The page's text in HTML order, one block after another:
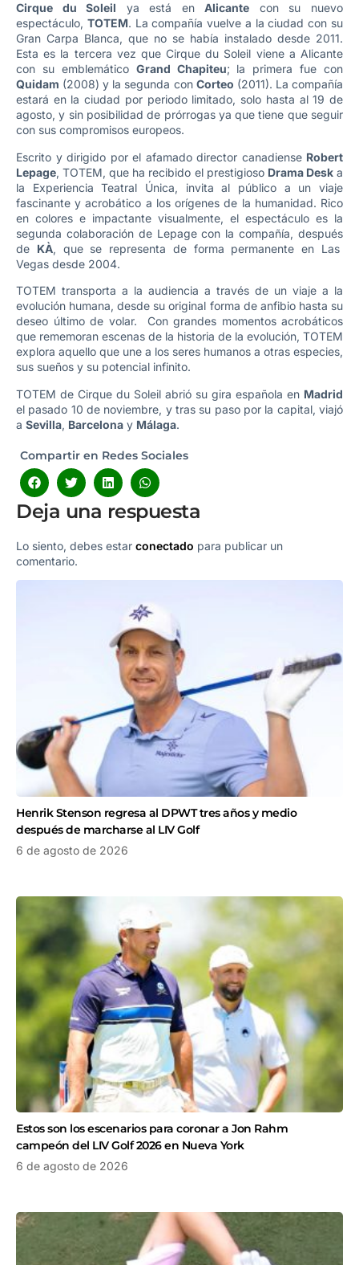
Cirque du Soleil ya está enAlicante con su nuevo
espectáculo, TOTEM. La compañía vuelve a la ciudad con su
Gran Carpa Blanca, que no se había instalado desde 2011.
Esta es la tercera vez que Cirque du Soleil viene a Alicante
con su emblemático Grand Chapiteu; la primera fue con
Quidam (2008) y la segunda con Corteo (2011). La compañía
estará en la ciudad por periodo limitado, solo hasta al 19 de
agosto, y sin posibilidad de prórrogas ya que tiene que seguir
con sus compromisos europeos.
Escrito y dirigido por el afamado director canadiense Robert
Lepage, TOTEM, que ha recibido el prestigioso Drama Deska
la Experiencia Teatral Única, invita al público a un viaje
fascinante y acrobático a los orígenes de la humanidad. Rico
en colores e impactante visualmente, el espectáculo es la
segunda colaboración de Lepage con la compañía, después
de KÀ, que se representa de forma permanente en Las
Vegas desde 2004.
TOTEM transporta a la audiencia a través de un viaje a la
evolución humana, desde su original forma de anfibio hasta su
deseo último de volar. Con grandes momentos acrobáticos
que rememoran escenas de la historia de la evolución, TOTEM
explora aquello que une a los seres humanos a otras especies,
sus sueños y su potencial infinito.
TOTEM de Cirque du Soleil abrió su gira española en Madrid
el pasado 10 de noviembre, y tras su paso por la capital, viajó
a Sevilla, Barcelona y Málaga.
Compartir en Redes Sociales
Deja una respuesta
Lo siento, debes estar conectado para publicar un
comentario.
Henrik Stenson regresa al DPWT tres años y medio
después de marcharse al LIV Golf
6 de agosto de 2026
Estos son los escenarios para coronar a Jon Rahm
campeón del LIV Golf 2026 en Nueva York
6 de agosto de 2026